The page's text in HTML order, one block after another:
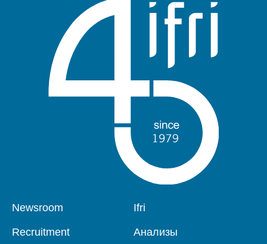
Pied
Newsroom
Recruitment
Navigation
Ifri
Анализы